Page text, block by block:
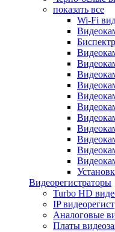
показать все
Wi-Fi
Видеорегистраторы
Turbo HD
IP
Аналоговые
Платы